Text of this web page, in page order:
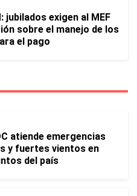
jubilados exigen al MEF
sobre el manejo de los
el pago
atiende emergencias
y fuertes vientos en
del país